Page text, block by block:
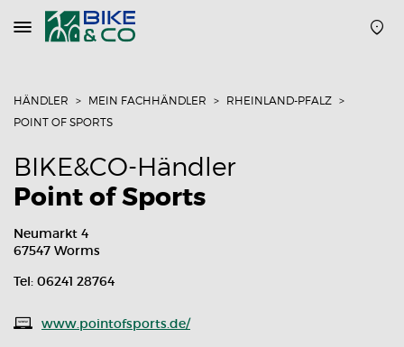
Navigation
öffnen
HÄNDLER MEIN FACHHÄNDLER
RHEINLAND-PFALZ
POINT OF SPORTS
BIKE&CO-Händler
Point of Sports
Neumarkt 4
67547 Worms
Tel: 06241 28764
www.pointofsports.de/